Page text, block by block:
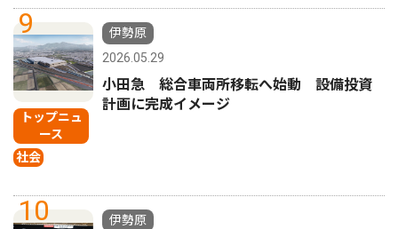
9
トップニュ
ース
社会
伊勢原
2026.05.29
小田急 総合車両所移転へ始動 設備投資
計画に完成イメージ
10
伊勢原